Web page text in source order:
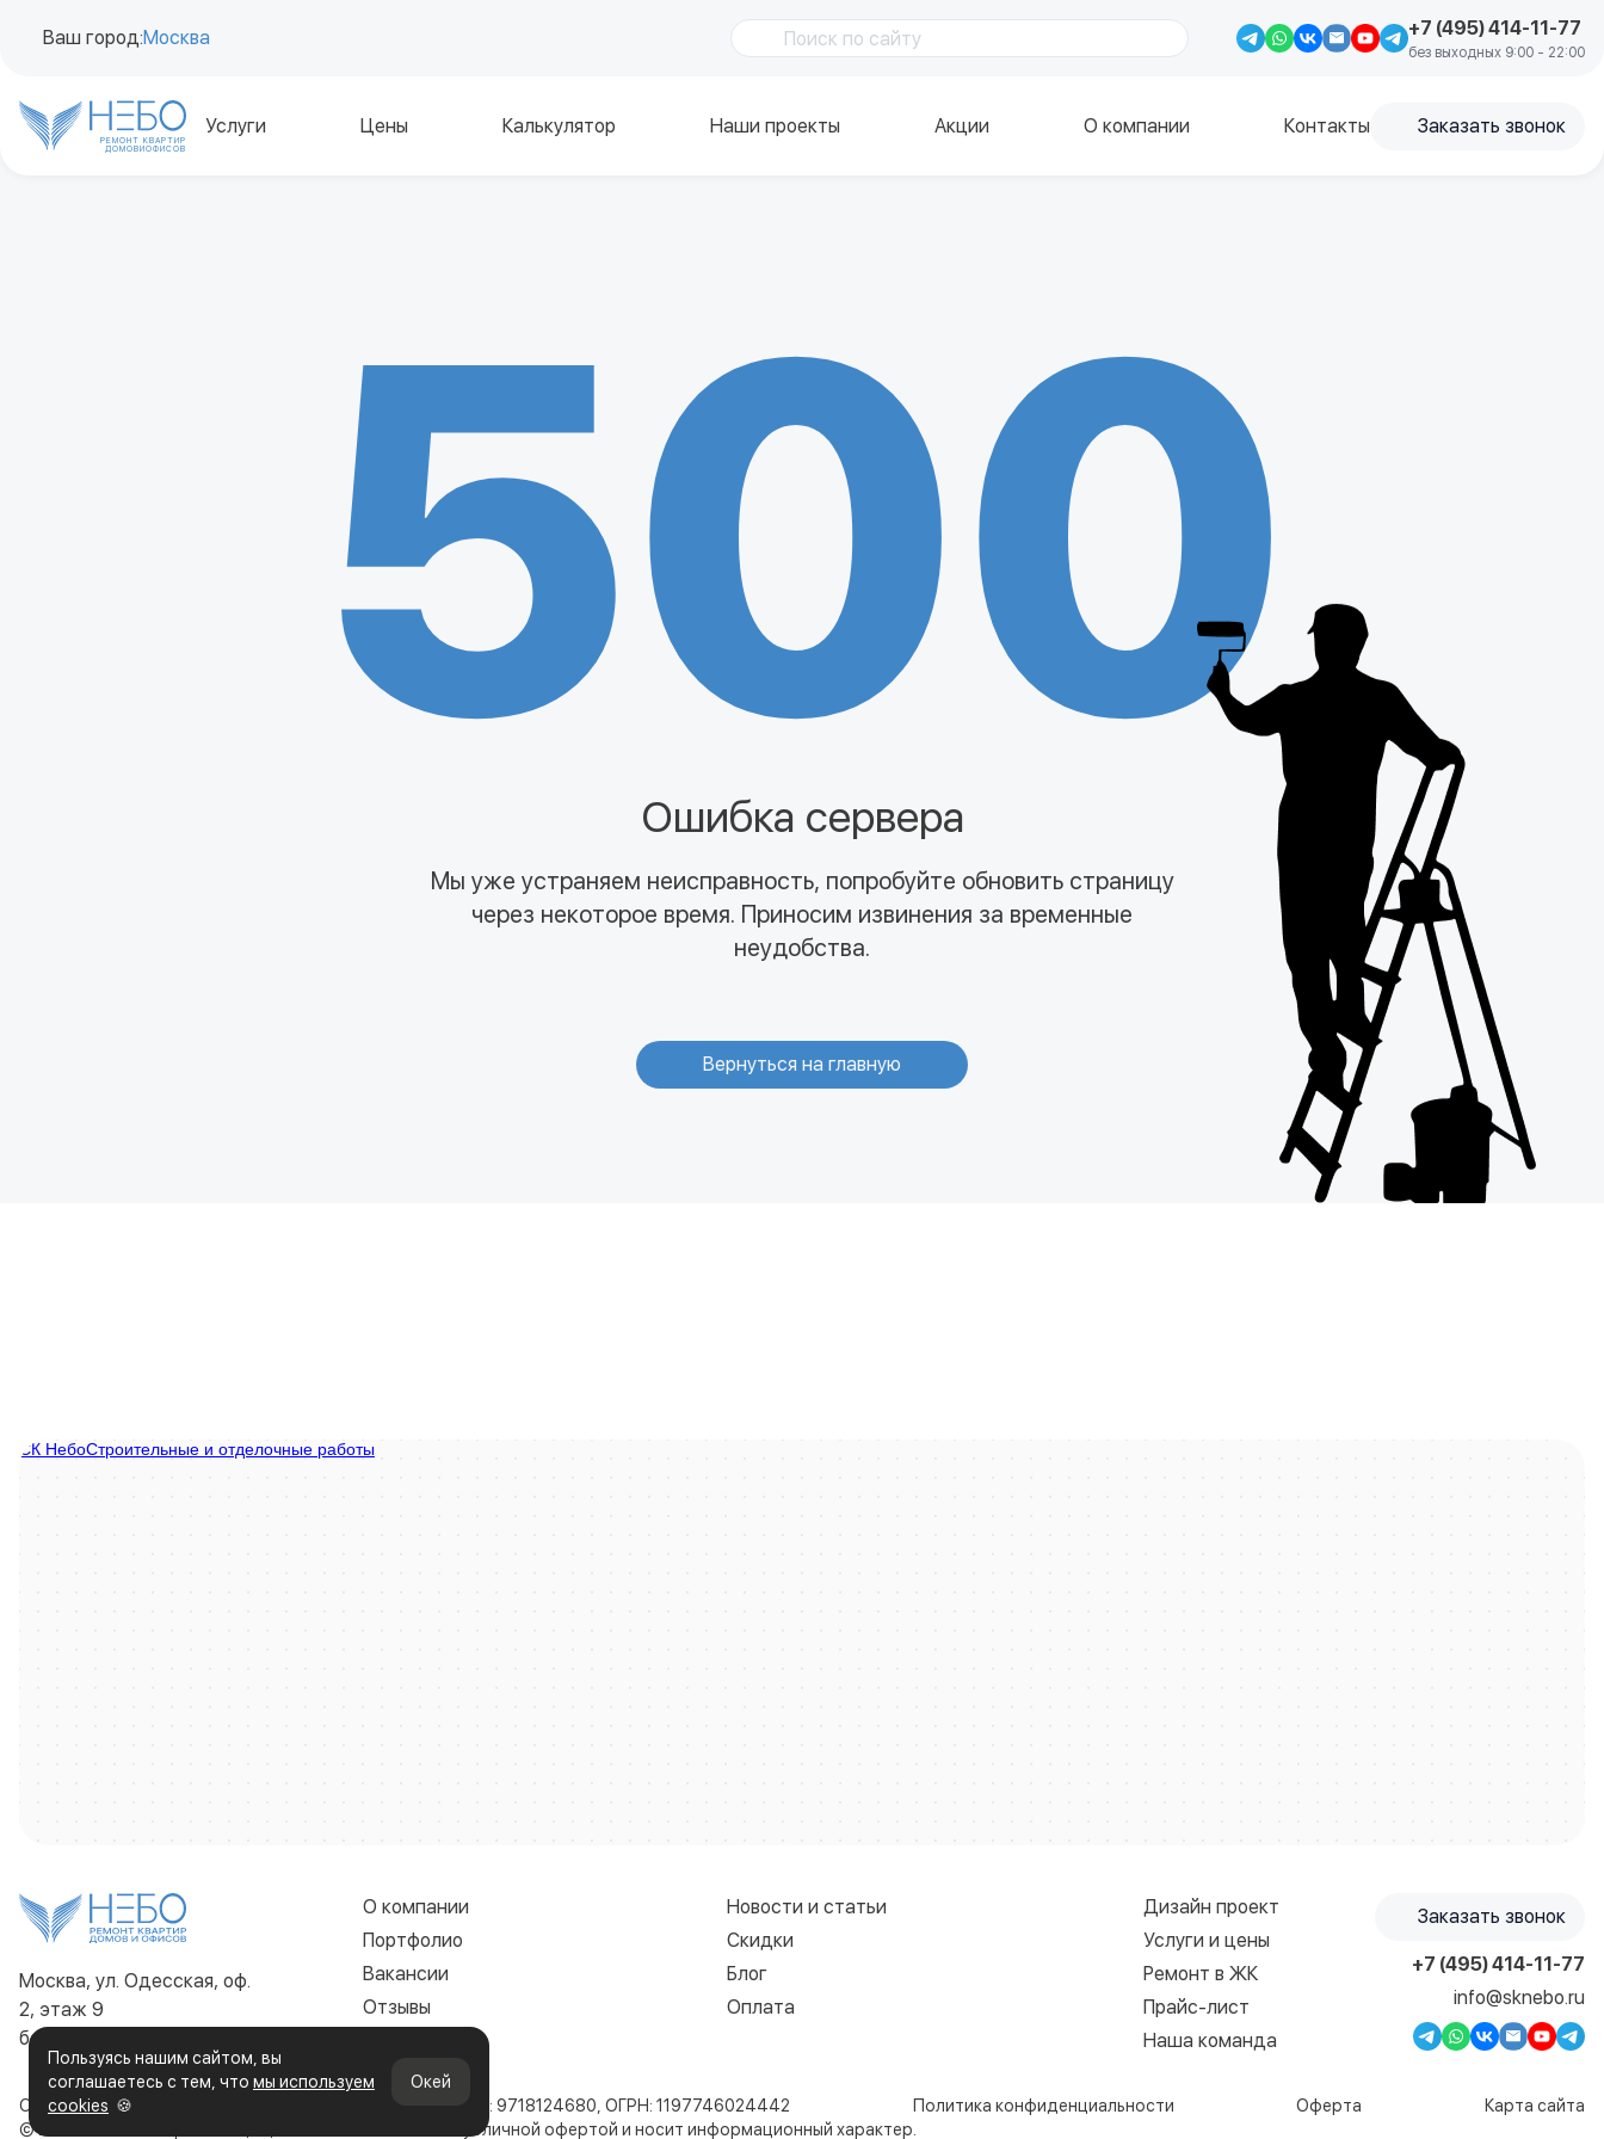
Ваш город:Москва +7 (495) 414-11-77
без выходных 9:00 - 22:00
РЕМОНТ КВАРТИР
ДОМОВИОФИСОВ
Услуги Цены Калькулятор Наши проекты Акции О компании Контакты Заказать звонок
500
Ошибка сервера
Мы уже устраняем неисправность, попробуйте обновить страницу
через некоторое время. Приносим извинения за временные
неудобства.
Вернуться на главную
Москва, ул. Одесская, оф.
2, этаж 9
без выходных 9:00 - 22:00
О компании
Портфолио
Вакансии
Отзывы
Новости и статьи
Скидки
Блог
Оплата
Дизайн проект
Услуги и цены
Ремонт в ЖК
Прайс-лист
Наша команда
Заказать звонок
+7 (495) 414-11-77
info@sknebo.ru
ООО «Строительная компания НЕБО» ИНН: 9718124680, ОГРН: 1197746024442 Политика конфиденциальности Оферта
Карта сайта
© 2019-2026. Все права защищены. Сайт не является публичной офертой и носит информационный характер.
Пользуясь нашим сайтом, вы
соглашаетесь с тем, что мы используем
cookies 🍪
Окей